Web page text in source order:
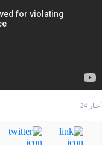
أخبار 24